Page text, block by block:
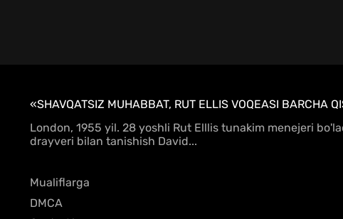
«SHAVQATSIZ MUHABBAT, RUT ELLIS VOQEASI BARCHA
London, 1955 yil. 28 yoshli Rut Elllis tunakim menejeri
drayveri bilan tanishish David...
Mualiflarga
DMCA